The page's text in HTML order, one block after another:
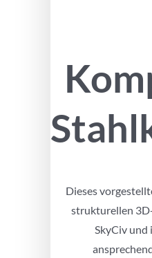
Dieses
strukturellen
SkyCiv und